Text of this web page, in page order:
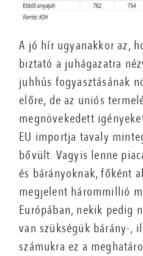
A jó hír ugyanakkor az,
biztató a juhágazatra
juhhús fogyasztásának
előre, de az uniós
megnövekedett
EU importja tavaly
bővült. Vagyis lenne
és bárányoknak, főként
megjelent hárommillió
Európában, nekik pedig
van szükségük bárány-,
számukra ez a